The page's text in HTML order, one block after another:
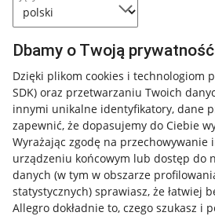
Dbamy o Twoją prywatność
Dzięki plikom cookies i technologiom
SDK) oraz przetwarzaniu Twoich
innymi unikalne identyfikatory, dane
zapewnić, że dopasujemy do Ciebie
Wyrażając zgodę na przechowywanie
urządzeniu końcowym lub dostęp do
danych (w tym w obszarze
statystycznych) sprawiasz, że łatwiej
Allegro dokładnie to, czego szukasz i